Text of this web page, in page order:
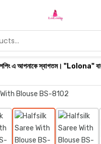
আপনাকে স্বাগতম। "Lolona"